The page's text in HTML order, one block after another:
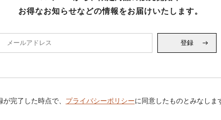
お得なお知らせなどの情報をお届けいたします。
登録
が完了した時点で、 プライバシーポリシーに同意したものとみなしま